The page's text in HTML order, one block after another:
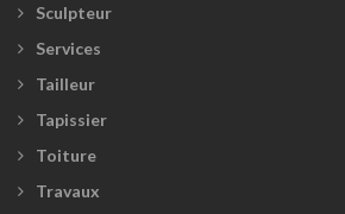
Sculpteur
Services
Tailleur
Tapissier
Toiture
Travaux